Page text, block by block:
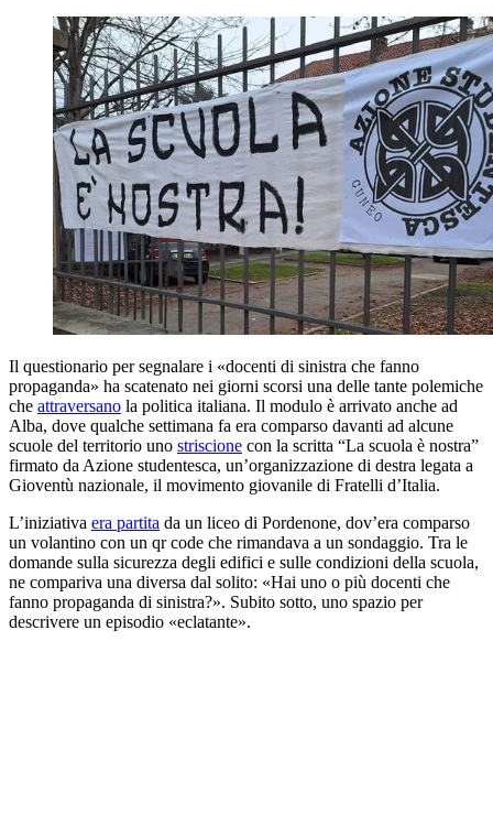
Il questionario per segnalare i «docenti di sinistra che fanno
propaganda» ha scatenato nei giorni scorsi una delle tante polemiche
che attraversano la politica italiana. Il modulo è arrivato anche ad
Alba, dove qualche settimana fa era comparso davanti ad alcune
scuole del territorio uno striscione con la scritta “La scuola è nostra”
firmato da Azione studentesca, un’organizzazione di destra legata a
Gioventù nazionale, il movimento giovanile di Fratelli d’Italia.
L’iniziativa era partita da un liceo di Pordenone, dov’era comparso
un volantino con un qr code che rimandava a un sondaggio. Tra le
domande sulla sicurezza degli edifici e sulle condizioni della scuola,
ne compariva una diversa dal solito: «Hai uno o più docenti che
fanno propaganda di sinistra?». Subito sotto, uno spazio per
descrivere un episodio «eclatante».